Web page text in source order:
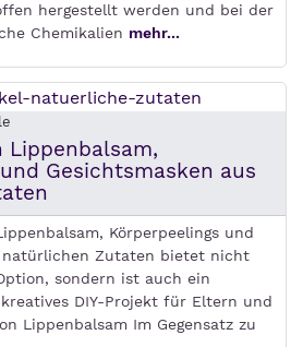
hergestellt werden und bei der
Chemikalien mehr...
Lippenbalsam,
Gesichtsmasken aus
Körperpeelings und
natürlichen Zutaten bietet nicht
sondern ist auch ein
DIY-Projekt für Eltern und
Lippenbalsam Im Gegensatz zu